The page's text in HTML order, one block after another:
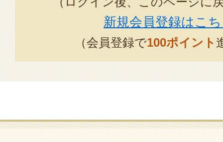
新規会員登録はこ
（会員登録で100ポイント